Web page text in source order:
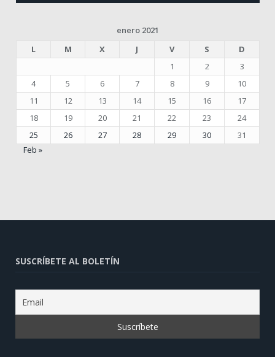
enero 2021
L
M X J V S
D
1
2
3
4
5 6 7 8 9
10
11
12 13 14 15 16
17
18
19 20 21 22 23
24
25
26 27 28 29 30
31
Feb »
SUSCRÍBETE AL BOLETÍN